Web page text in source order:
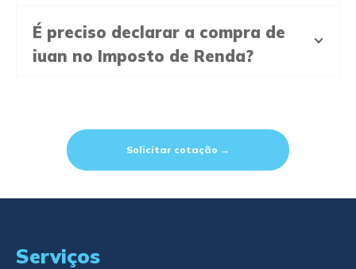
É preciso declarar a compra de
iuan no Imposto de Renda?
Solicitar cotação →
Serviços